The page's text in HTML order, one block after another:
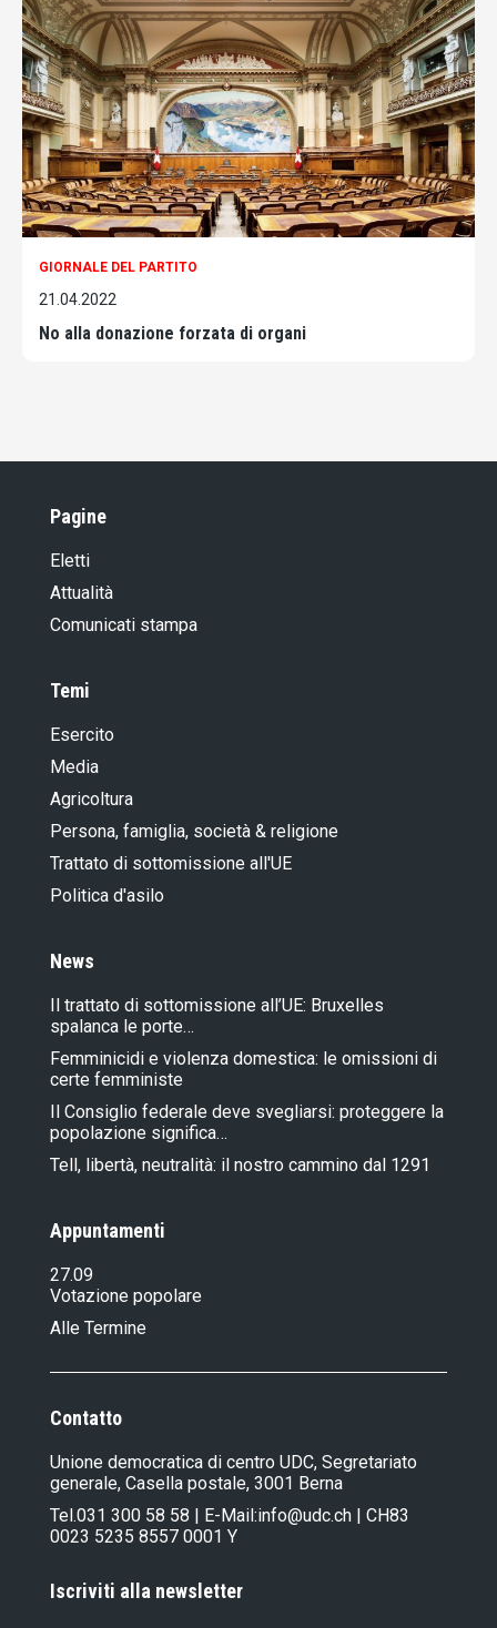
GIORNALE DEL PARTITO
21.04.2022
No alla donazione forzata di organi
Pagine
Eletti
Attualità
Comunicati stampa
Temi
Esercito
Media
Agricoltura
Persona, famiglia, società & religione
Trattato di sottomissione all'UE
Politica d'asilo
News
Il trattato di sottomissione all’UE: Bruxelles
spalanca le porte…
Femminicidi e violenza domestica: le omissioni di
certe femministe
Il Consiglio federale deve svegliarsi: proteggere la
popolazione significa…
Tell, libertà, neutralità: il nostro cammino dal 1291
Appuntamenti
27.09
Votazione popolare
Alle Termine
Contatto
Unione democratica di centro UDC, Segretariato
generale, Casella postale, 3001 Berna
Tel.031 300 58 58 | E-Mail:info@udc.ch | CH83
0023 5235 8557 0001 Y
Iscriviti alla newsletter